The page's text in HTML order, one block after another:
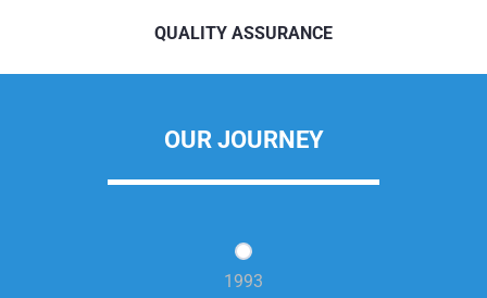
QUALITY ASSURANCE
OUR JOURNEY
1993